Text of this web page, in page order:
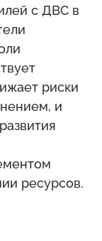
с ДВС в
риски
и
ресурсов.